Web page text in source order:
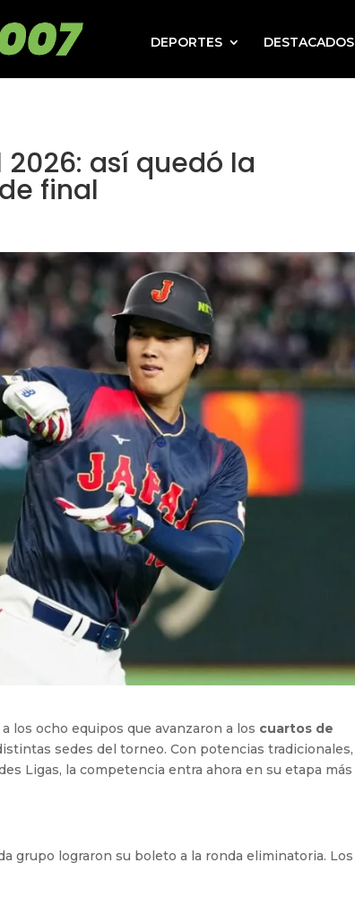
DEPORTES
DESTACADOS
así quedó la
final
los ocho equipos que avanzaron a los cuartos de
sedes del torneo. Con potencias tradicionales,
Ligas, la competencia entra ahora en su etapa más
grupo lograron su boleto a la ronda eliminatoria. Los